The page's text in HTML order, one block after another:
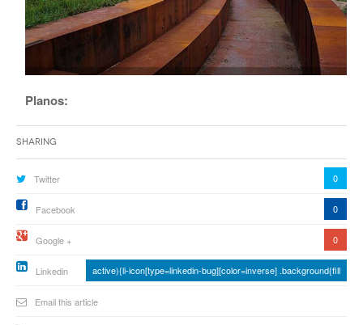
Planos:
Sharing
Twitter 0
Facebook 0
Google + 0
Linkedin active){li-icon[type=linkedin-bug][color=inverse] .background{fill
Email this article